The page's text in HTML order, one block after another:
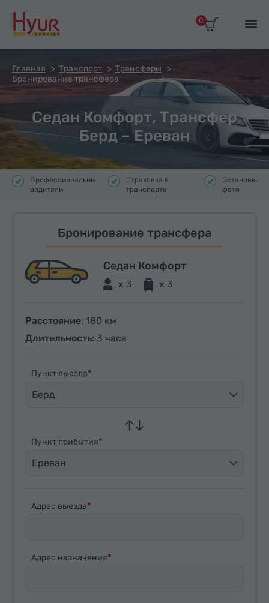
0
Главная Транспорт
Трансферы
Бронирование трансфера
Седан Комфорт, Трансфер
Берд – Ереван
Профессиональные
водители
Страховка в
транспорте
Остановки
фото
Бронирование трансфера
Седан Комфорт
x 3 x 3
Расстояние: 180 км
Длительность: 3 часа
Пункт выезда
Берд
Пункт прибытия
Ереван
Адрес выезда
Адрес назначения